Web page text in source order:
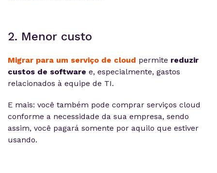
2. Menor custo
Migrar para um serviço de cloud permite reduzir
custos de software e, especialmente, gastos
relacionados à equipe de TI.
E mais: você também pode comprar serviços cloud
conforme a necessidade da sua empresa, sendo
assim, você pagará somente por aquilo que estiver
usando.